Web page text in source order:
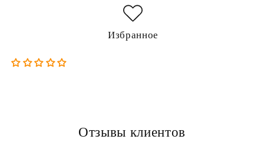
Избранное
Отзывы клиентов